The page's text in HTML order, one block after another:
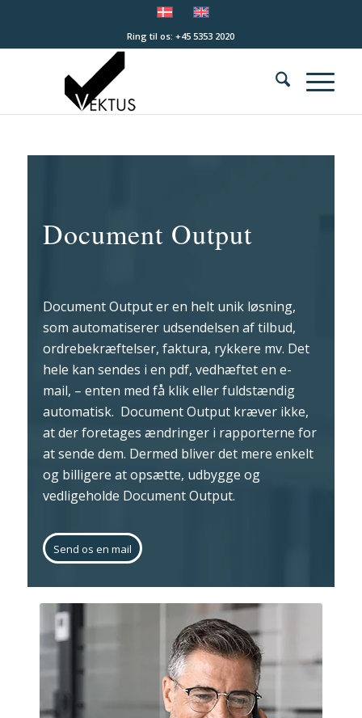
Ring til os: +45 5353 2020
Document Output
Document Output er en helt unik løsning,
som automatiserer udsendelsen af tilbud,
ordrebekræftelser, faktura, rykkere mv. Det
hele kan sendes i en pdf, vedhæftet en e-
mail, – enten med få klik eller fuldstændig
automatisk. Document Output kræver ikke,
at der foretages ændringer i rapporterne for
at sende dem. Dermed bliver det mere enkelt
og billigere at opsætte, udbygge og
vedligeholde Document Output.
Send os en mail